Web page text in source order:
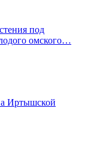
под
омского…
Иртышской